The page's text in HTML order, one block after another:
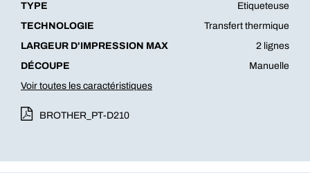
TYPE
Etiqueteuse
TECHNOLOGIE
Transfert thermique
LARGEUR D'IMPRESSION MAX
2 lignes
DÉCOUPE
Manuelle
Voir toutes les caractéristiques
BROTHER_PT-D210